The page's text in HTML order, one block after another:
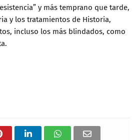
y más temprano que tarde,
y los tratamientos de Historia,
incluso los más blindados, como